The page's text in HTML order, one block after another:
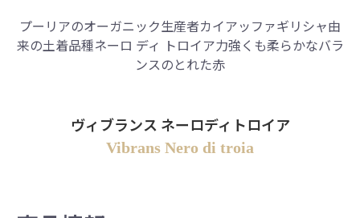
プーリアのオーガニック生産者カイアッファギリシャ由
来の土着品種ネーロ ディ トロイア力強くも柔らかなバラ
ンスのとれた赤
ヴィブランス ネーロディトロイア
Vibrans Nero di troia